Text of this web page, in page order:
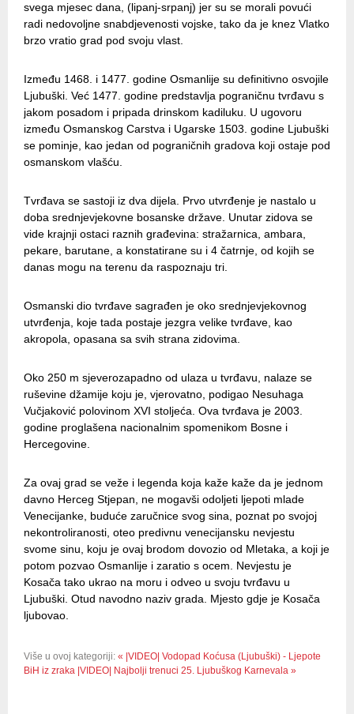
svega mjesec dana, (lipanj-srpanj) jer su se morali povući
radi nedovoljne snabdjevenosti vojske, tako da je knez Vlatko
brzo vratio grad pod svoju vlast.
Između 1468. i 1477. godine Osmanlije su definitivno osvojile
Ljubuški. Već 1477. godine predstavlja pograničnu tvrđavu s
jakom posadom i pripada drinskom kadiluku. U ugovoru
između Osmanskog Carstva i Ugarske 1503. godine Ljubuški
se pominje, kao jedan od pograničnih gradova koji ostaje pod
osmanskom vlašću.
Tvrđava se sastoji iz dva dijela. Prvo utvrđenje je nastalo u
doba srednjevjekovne bosanske države. Unutar zidova se
vide krajnji ostaci raznih građevina: stražarnica, ambara,
pekare, barutane, a konstatirane su i 4 čatrnje, od kojih se
danas mogu na terenu da raspoznaju tri.
Osmanski dio tvrđave sagrađen je oko srednjevjekovnog
utvrđenja, koje tada postaje jezgra velike tvrđave, kao
akropola, opasana sa svih strana zidovima.
Oko 250 m sjeverozapadno od ulaza u tvrđavu, nalaze se
ruševine džamije koju je, vjerovatno, podigao Nesuhaga
Vučjaković polovinom XVI stoljeća. Ova tvrđava je 2003.
godine proglašena nacionalnim spomenikom Bosne i
Hercegovine.
Za ovaj grad se veže i legenda koja kaže kaže da je jednom
davno Herceg Stjepan, ne mogavši odoljeti ljepoti mlade
Venecijanke, buduće zaručnice svog sina, poznat po svojoj
nekontroliranosti, oteo predivnu venecijansku nevjestu
svome sinu, koju je ovaj brodom dovozio od Mletaka, a koji je
potom pozvao Osmanlije i zaratio s ocem. Nevjestu je
Kosača tako ukrao na moru i odveo u svoju tvrđavu u
Ljubuški. Otud navodno naziv grada. Mjesto gdje je Kosača
ljubovao.
Više u ovoj kategoriji: « |VIDEO| Vodopad Koćusa (Ljubuški) - Ljepote
BiH iz zraka |VIDEO| Najbolji trenuci 25. Ljubuškog Karnevala »